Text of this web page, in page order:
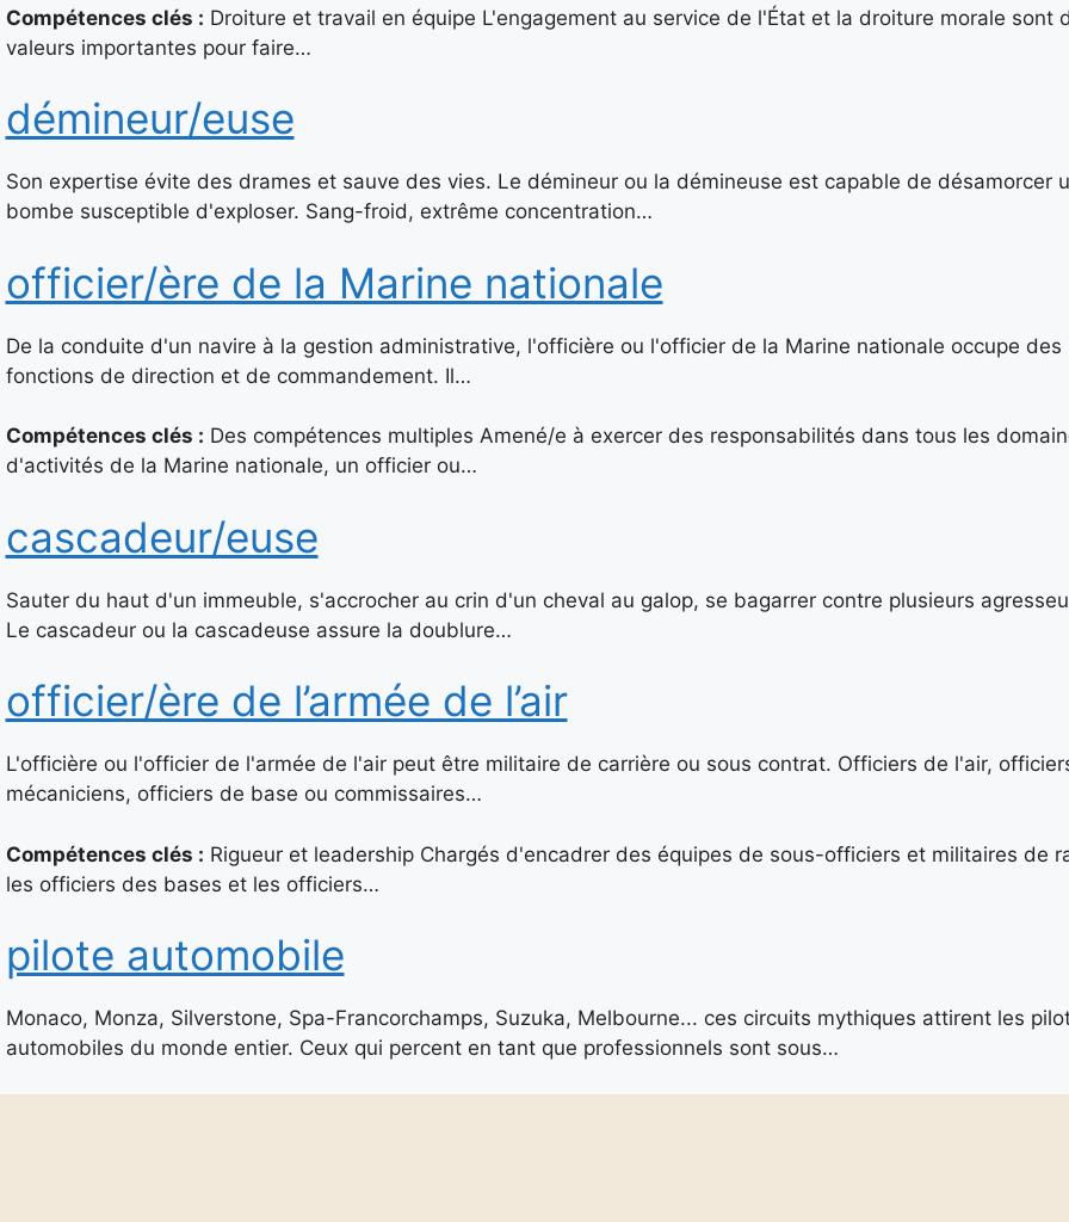
Compétences clés : Droiture et travail en équipe L'engagement au service de l'État et la droiture morale sont
valeurs importantes pour faire…
démineur/euse
Son expertise évite des drames et sauve des vies. Le démineur ou la démineuse est capable de désamorcer
bombe susceptible d'exploser. Sang-froid, extrême concentration…
officier/ère de la Marine nationale
De la conduite d'un navire à la gestion administrative, l'officière ou l'officier de la Marine nationale occupe des
fonctions de direction et de commandement. Il…
Compétences clés : Des compétences multiples Amené/e à exercer des responsabilités dans tous les
d'activités de la Marine nationale, un officier ou…
cascadeur/euse
Sauter du haut d'un immeuble, s'accrocher au crin d'un cheval au galop, se bagarrer contre plusieurs
Le cascadeur ou la cascadeuse assure la doublure…
officier/ère de l’armée de l’air
L'officière ou l'officier de l'armée de l'air peut être militaire de carrière ou sous contrat. Officiers de l'air,
mécaniciens, officiers de base ou commissaires…
Compétences clés : Rigueur et leadership Chargés d'encadrer des équipes de sous-officiers et militaires de
les officiers des bases et les officiers…
pilote automobile
Monaco, Monza, Silverstone, Spa-Francorchamps, Suzuka, Melbourne... ces circuits mythiques attirent les
automobiles du monde entier. Ceux qui percent en tant que professionnels sont sous…